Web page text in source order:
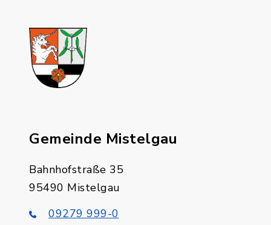
Gemeinde Mistelgau
Bahnhofstraße 35
95490 Mistelgau
09279 999-0